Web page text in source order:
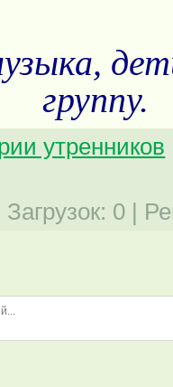
группу.
утренников
Загрузок: 0 |